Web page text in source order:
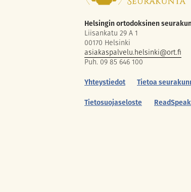
Helsingin ortodoksinen
Liisankatu 29 A 1
00170 Helsinki
asiakaspalvelu.helsinki@ort.fi
Puh. 09 85 646 100
Yhteystiedot
Tietoa
Tietosuojaseloste